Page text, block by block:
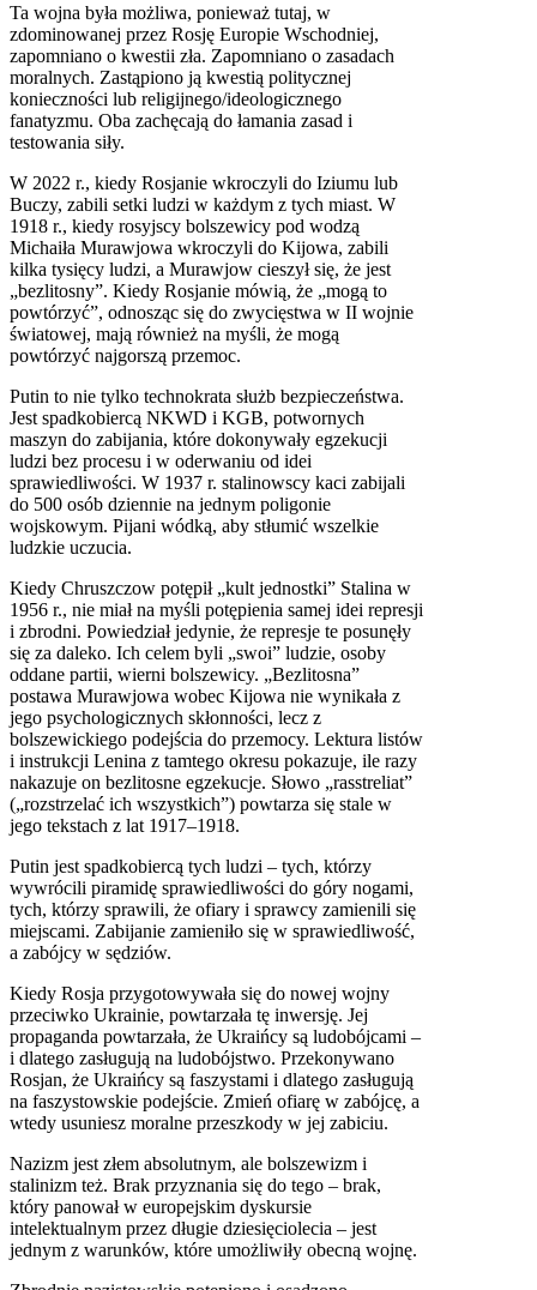
Ta wojna była możliwa, ponieważ tutaj, w
zdominowanej przez Rosję Europie Wschodniej,
zapomniano o kwestii zła. Zapomniano o zasadach
moralnych. Zastąpiono ją kwestią politycznej
konieczności lub religijnego/ideologicznego
fanatyzmu. Oba zachęcają do łamania zasad i
testowania siły.
W 2022 r., kiedy Rosjanie wkroczyli do Iziumu lub
Buczy, zabili setki ludzi w każdym z tych miast. W
1918 r., kiedy rosyjscy bolszewicy pod wodzą
Michaiła Murawjowa wkroczyli do Kijowa, zabili
kilka tysięcy ludzi, a Murawjow cieszył się, że jest
„bezlitosny”. Kiedy Rosjanie mówią, że „mogą to
powtórzyć”, odnosząc się do zwycięstwa w II wojnie
światowej, mają również na myśli, że mogą
powtórzyć najgorszą przemoc.
Putin to nie tylko technokrata służb bezpieczeństwa.
Jest spadkobiercą NKWD i KGB, potwornych
maszyn do zabijania, które dokonywały egzekucji
ludzi bez procesu i w oderwaniu od idei
sprawiedliwości. W 1937 r. stalinowscy kaci zabijali
do 500 osób dziennie na jednym poligonie
wojskowym. Pijani wódką, aby stłumić wszelkie
ludzkie uczucia.
Kiedy Chruszczow potępił „kult jednostki” Stalina w
1956 r., nie miał na myśli potępienia samej idei represji
i zbrodni. Powiedział jedynie, że represje te posunęły
się za daleko. Ich celem byli „swoi” ludzie, osoby
oddane partii, wierni bolszewicy. „Bezlitosna”
postawa Murawjowa wobec Kijowa nie wynikała z
jego psychologicznych skłonności, lecz z
bolszewickiego podejścia do przemocy. Lektura listów
i instrukcji Lenina z tamtego okresu pokazuje, ile razy
nakazuje on bezlitosne egzekucje. Słowo „rasstreliat”
(„rozstrzelać ich wszystkich”) powtarza się stale w
jego tekstach z lat 1917–1918.
Putin jest spadkobiercą tych ludzi – tych, którzy
wywrócili piramidę sprawiedliwości do góry nogami,
tych, którzy sprawili, że ofiary i sprawcy zamienili się
miejscami. Zabijanie zamieniło się w sprawiedliwość,
a zabójcy w sędziów.
Kiedy Rosja przygotowywała się do nowej wojny
przeciwko Ukrainie, powtarzała tę inwersję. Jej
propaganda powtarzała, że Ukraińcy są ludobójcami –
i dlatego zasługują na ludobójstwo. Przekonywano
Rosjan, że Ukraińcy są faszystami i dlatego zasługują
na faszystowskie podejście. Zmień ofiarę w zabójcę, a
wtedy usuniesz moralne przeszkody w jej zabiciu.
Nazizm jest złem absolutnym, ale bolszewizm i
stalinizm też. Brak przyznania się do tego – brak,
który panował w europejskim dyskursie
intelektualnym przez długie dziesięciolecia – jest
jednym z warunków, które umożliwiły obecną wojnę.